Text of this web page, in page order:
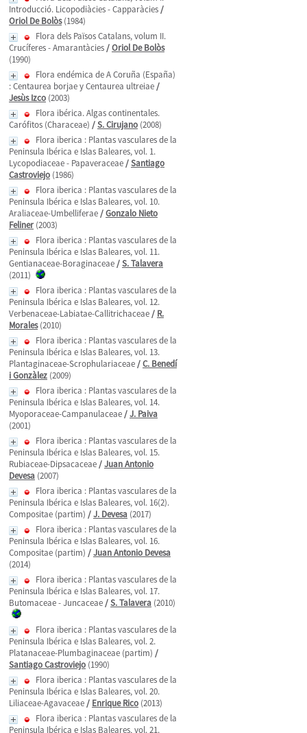
Introducció. Licopodiàcies - Capparàcies/
Oriol De Bolòs(1984)
Flora dels Països Catalans, volum II.
Crucíferes - Amarantàcies/Oriol De Bolòs
(1990)
Flora endémica de A Coruña (España)
: Centaurea borjae y Centaurea ultreiae/
Jesùs Izco (2003)
Flora ibérica. Algas continentales.
Carófitos (Characeae) /S. Cirujano (2008)
Flora iberica : Plantas vasculares de la
Peninsula Ibérica e Islas Baleares, vol. 1.
Lycopodiaceae - Papaveraceae/Santiago
Castroviejo (1986)
Flora iberica : Plantas vasculares de la
Peninsula Ibérica e Islas Baleares, vol. 10.
Araliaceae-Umbelliferae/Gonzalo Nieto
Feliner (2003)
Flora iberica : Plantas vasculares de la
Peninsula Ibérica e Islas Baleares, vol. 11.
Gentianaceae-Boraginaceae/S. Talavera
(2011)
Flora iberica : Plantas vasculares de la
Peninsula Ibérica e Islas Baleares, vol. 12.
Verbenaceae-Labiatae-Callitrichaceae/ R.
Morales(2010)
Flora iberica : Plantas vasculares de la
Peninsula Ibérica e Islas Baleares, vol. 13.
Plantaginaceae-Scrophulariaceae/C. Benedí
i Gonzàlez (2009)
Flora iberica : Plantas vasculares de la
Peninsula Ibérica e Islas Baleares, vol. 14.
Myoporaceae-Campanulaceae/J. Paiva
(2001)
Flora iberica : Plantas vasculares de la
Peninsula Ibérica e Islas Baleares, vol. 15.
Rubiaceae-Dipsacaceae/Juan Antonio
Devesa (2007)
Flora iberica : Plantas vasculares de la
Peninsula Ibérica e Islas Baleares, vol. 16(2).
Compositae (partim) /J. Devesa (2017)
Flora iberica : Plantas vasculares de la
Peninsula Ibérica e Islas Baleares, vol. 16.
Compositae (partim) /Juan Antonio Devesa
(2014)
Flora iberica : Plantas vasculares de la
Peninsula Ibérica e Islas Baleares, vol. 17.
Butomaceae - Juncaceae/S. Talavera (2010)
Flora iberica : Plantas vasculares de la
Peninsula Ibérica e Islas Baleares, vol. 2.
Platanaceae-Plumbaginaceae (partim) /
Santiago Castroviejo (1990)
Flora iberica : Plantas vasculares de la
Peninsula Ibérica e Islas Baleares, vol. 20.
Liliaceae-Agavaceae/ Enrique Rico (2013)
Flora iberica : Plantas vasculares de la
Peninsula Ibérica e Islas Baleares, vol. 21.